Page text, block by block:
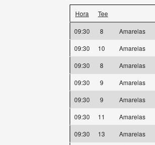
Hora Tee
09:30 8 Amarelas
09:30
10 Amarelas
09:30
8 Amarelas
09:30
9 Amarelas
09:30
9 Amarelas
09:30
11 Amarelas
09:30
13 Amarelas